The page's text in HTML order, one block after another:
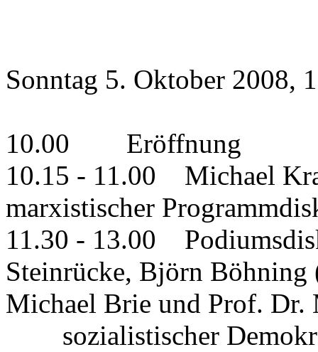
Sonntag 5. Oktober 2008,
10.00 Eröffnung
10.15 - 11.00 Michael
marxistischer
11.30 - 13.00
Steinrücke, Björn
Michael Brie und Prof.
sozialistischer